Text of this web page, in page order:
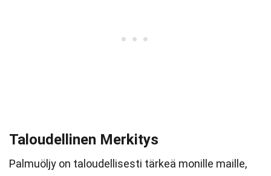
Taloudellinen Merkitys
Palmuöljy on taloudellisesti tärkeä monille maille,